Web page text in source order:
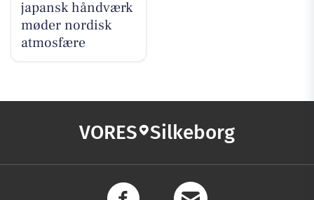
japansk håndværk
møder nordisk
atmosfære
VORES Silkeborg